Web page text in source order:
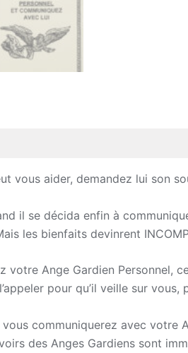
vous aider, demandez lui son
il se décida enfin à
les bienfaits devinrent
votre Ange Gardien Personnel,
pour qu’il veille sur
communiquerez avec votre
des Anges Gardiens sont